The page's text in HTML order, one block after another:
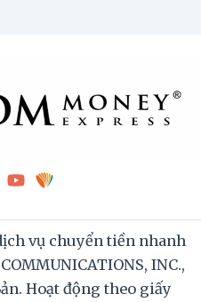
vụ chuyển tiền nhanh
INC.,
Hoạt động theo giấy